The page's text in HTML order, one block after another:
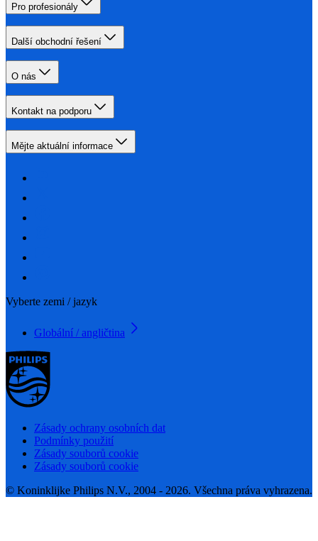
Pro profesionály
Další obchodní řešení
O nás
Kontakt na podporu
Mějte aktuální informace
Vyberte zemi / jazyk
Globální / angličtina
Zásady ochrany osobních dat
Podmínky použití
Zásady souborů cookie
Zásady souborů cookie
© Koninklijke Philips N.V., 2004 - 2026. Všechna práva vyhrazena.